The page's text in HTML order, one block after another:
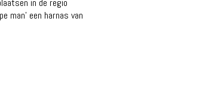
in de regio
man' een harnas van